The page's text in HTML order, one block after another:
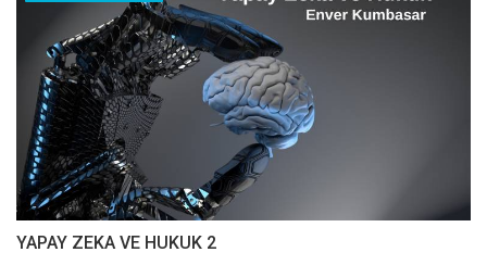
YAPAY ZEKA VE HUKUK 2